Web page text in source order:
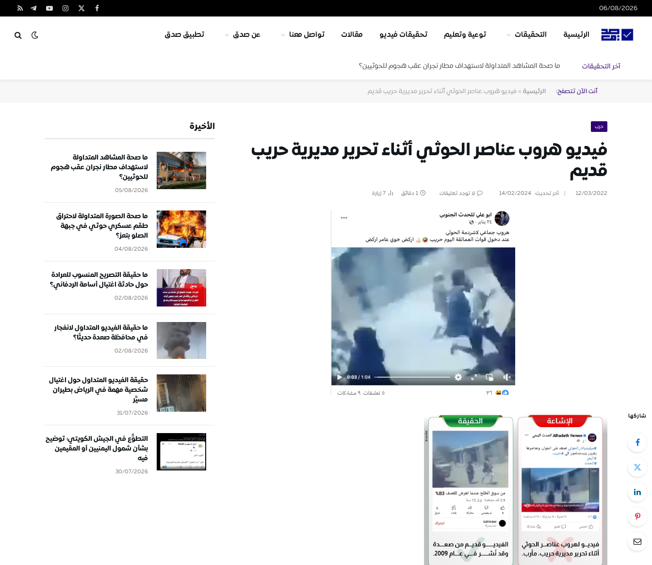
06/08/2026 فيسبوك
X
الانستغراميوتيوبتيلقرامRSS
الرئيسية التحقيقات توعية وتعليم تحقيقات فيديو مقالات تواصل معنا عن صدق تطبيق صدق
آخر التحقيقات ما صحة المشاهد المتداولة لاستهداف مطار نجران عقب هجوم للحوثيين؟
أنت الآن تتصفح: الرئيسية»فيديو هروب عناصر الحوثي أثناء تحرير مديرية حريب قديم
حرب
فيديو هروب عناصر الحوثي أثناء تحرير مديرية حريب
قديم
12/03/2022 آخر تحديث: 14/02/2024 لا توجد تعليقات 1 دقائق 7زيارة
شاركها
الأخيرة
ما صحة المشاهد المتداولة
لاستهداف مطار نجران عقب هجوم
للحوثيين؟
05/08/2026
ما صحة الصورة المتداولة لاحتراق
طقم عسكري حوثي في جبهة
الصلو بتعز؟
04/08/2026
ما حقيقة التصريح المنسوب للعرادة
حول حادثة اغتيال أسامة الردفاني؟
02/08/2026
ما حقيقة الفيديو المتداول لانفجار
في محافظة صعدة حديثًا؟
02/08/2026
حقيقة الفيديو المتداول حول اغتيال
شخصية مهمة في الرياض بطيران
مسيَّر
31/07/2026
التطوُّع في الجيش الكويتي: توضيح
بشأن شمول اليمنيين أو المقيمين
فيه
30/07/2026